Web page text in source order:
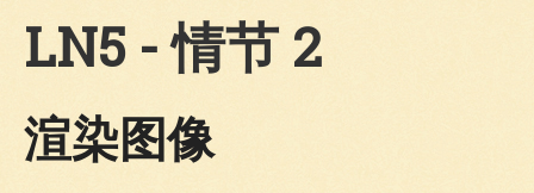
LN5 - 情节 2
渲染图像